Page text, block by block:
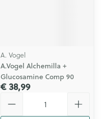
A. Vogel
A.Vogel Alchemilla +
Glucosamine Comp 90
€ 38,99